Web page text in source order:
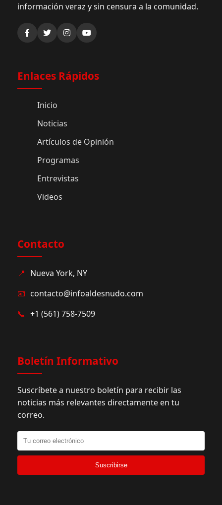
información veraz y sin censura a la comunidad.
Enlaces Rápidos
Inicio
Noticias
Artículos de Opinión
Programas
Entrevistas
Videos
Contacto
📍 Nueva York, NY
📧 contacto@infoaldesnudo.com
📞 +1 (561) 758-7509
Boletín Informativo
Suscríbete a nuestro boletín para recibir las
noticias más relevantes directamente en tu
correo.
Suscribirse